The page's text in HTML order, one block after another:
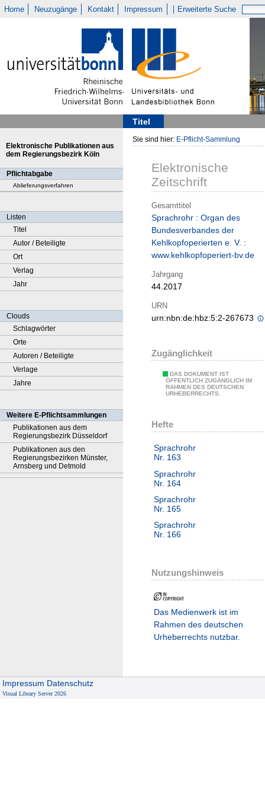
Home Neuzugänge Kontakt Impressum Erweiterte Suche
Titel
Elektronische Publikationen aus
dem Regierungsbezirk Köln
Pflichtabgabe
Ablieferungsverfahren
Listen
Titel
Autor / Beteiligte
Ort
Verlag
Jahr
Clouds
Schlagwörter
Orte
Autoren / Beteiligte
Verlage
Jahre
Weitere E-Pflichtsammlungen
Publikationen aus dem
Regierungsbezirk Düsseldorf
Publikationen aus den
Regierungsbezirken Münster,
Arnsberg und Detmold
Sie sind hier: E-Pflicht-Sammlung
Elektronische
Zeitschrift
Gesamttitel
Sprachrohr : Organ des
Bundesverbandes der
Kehlkopfoperierten e. V. :
www.kehlkopfoperiert-bv.de
Jahrgang
44.2017
URN
urn:nbn:de:hbz:5:2-267673
Zugänglichkeit
DAS DOKUMENT IST
ÖFFENTLICH ZUGÄNGLICH IM
RAHMEN DES DEUTSCHEN
URHEBERRECHTS.
Hefte
Sprachrohr
Nr. 163
Sprachrohr
Nr. 164
Sprachrohr
Nr. 165
Sprachrohr
Nr. 166
Nutzungshinweis
Das Medienwerk ist im
Rahmen des deutschen
Urheberrechts nutzbar.
Impressum Datenschutz
Visual Library Server 2026